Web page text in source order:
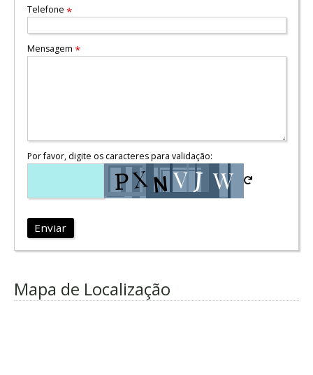
Telefone *
Mensagem *
Por favor, digite os caracteres para validação:
Enviar
Mapa de Localização